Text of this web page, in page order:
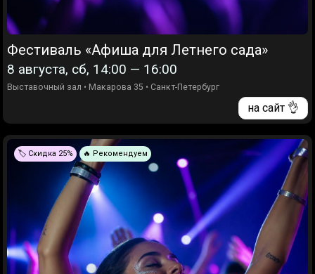
Фестиваль «Афиша для Летнего сада»
8 августа, сб, 14:00 — 16:00
Выставочный зал • Макарова 35 • Санкт-Петербург
на сайт 👌
🏷️ Скидка 25% 🔥 Рекомендуем